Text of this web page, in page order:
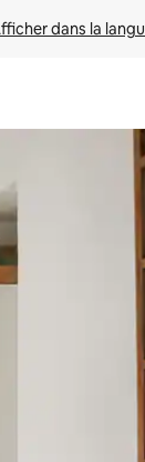
dans la
appuyant